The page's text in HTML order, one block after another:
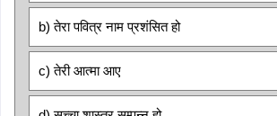
b) तेरा पवित्र नाम प्रशंसित हो
c) तेरी आत्मा आए